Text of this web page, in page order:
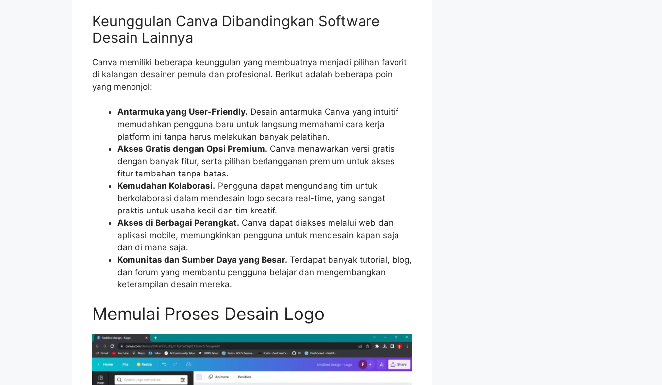
Keunggulan Canva Dibandingkan Software
Desain Lainnya
Canva memiliki beberapa keunggulan yang membuatnya menjadi pilihan favorit
di kalangan desainer pemula dan profesional. Berikut adalah beberapa poin
yang menonjol:
Antarmuka yang User-Friendly. Desain antarmuka Canva yang intuitif
memudahkan pengguna baru untuk langsung memahami cara kerja
platform ini tanpa harus melakukan banyak pelatihan.
Akses Gratis dengan Opsi Premium. Canva menawarkan versi gratis
dengan banyak fitur, serta pilihan berlangganan premium untuk akses
fitur tambahan tanpa batas.
Kemudahan Kolaborasi. Pengguna dapat mengundang tim untuk
berkolaborasi dalam mendesain logo secara real-time, yang sangat
praktis untuk usaha kecil dan tim kreatif.
Akses di Berbagai Perangkat. Canva dapat diakses melalui web dan
aplikasi mobile, memungkinkan pengguna untuk mendesain kapan saja
dan di mana saja.
Komunitas dan Sumber Daya yang Besar. Terdapat banyak tutorial, blog,
dan forum yang membantu pengguna belajar dan mengembangkan
keterampilan desain mereka.
Memulai Proses Desain Logo